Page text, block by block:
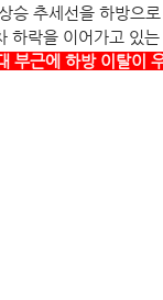
추세선을 하방으
하락을 이어가고 있는
근에 하방 이탈이